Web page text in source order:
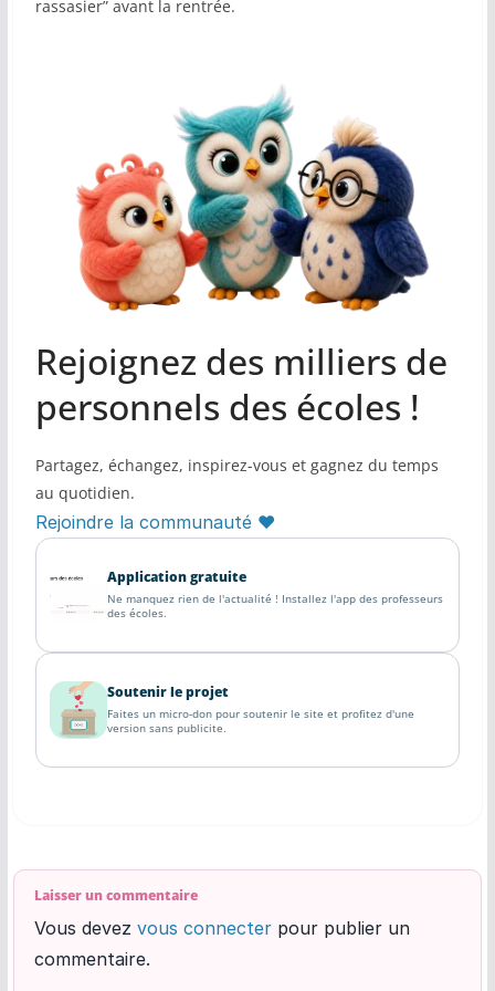
rassasier” avant la rentrée.
Rejoignez des milliers de
personnels des écoles !
Partagez, échangez, inspirez-vous et gagnez du temps
au quotidien.
Rejoindre la communauté ♥
Application gratuite
Ne manquez rien de l'actualité ! Installez l'app des professeurs
des écoles.
Soutenir le projet
Faites un micro-don pour soutenir le site et profitez d'une
version sans publicite.
Laisser un commentaire
Vous devez vous connecterpour publier un
commentaire.